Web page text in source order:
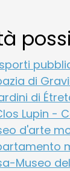
di
di
Lupin -
d'arte
Museo